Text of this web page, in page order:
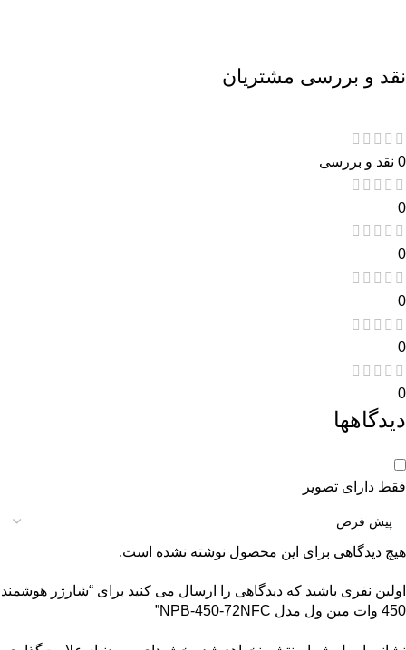
نقد و بررسی مشتریان
0 نقد و بررسی
0
0
0
0
0
دیدگاهها
فقط دارای تصویر
هیچ دیدگاهی برای این محصول نوشته نشده است.
اولین نفری باشید که دیدگاهی را ارسال می کنید برای “شارژر هوشمند
450 وات مین ول مدل NPB-450-72NFC”